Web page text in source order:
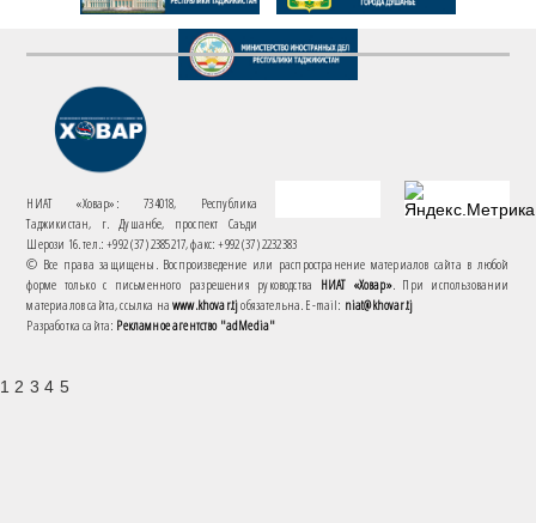
НИАТ «Ховар»: 734018, Республика
Таджикистан, г. Душанбе, проспект Саъди
Шерози 16. тел.: +992 (37) 2385217, факс: +992 (37) 2232383
© Все права защищены. Воспроизведение или распространение материалов сайта в любой
форме только с письменного разрешения руководства НИАТ «Ховар». При использовании
материалов сайта, ссылка наwww.khovar.tjобязательна. E-mail: niat@khovar.tj
Разработка сайта: Рекламное агентство "adMedia"
1 2 3 4 5